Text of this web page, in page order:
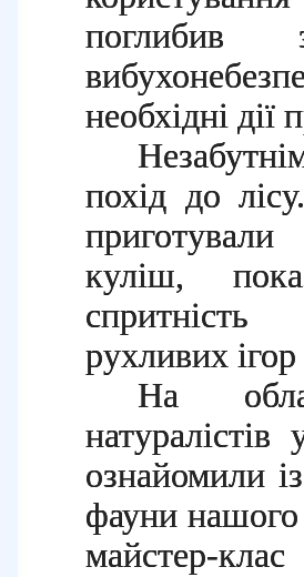
поглибив
необхідні дії
похід до
куліш,
рухливих
На
ознайомили
фауни
майстер-